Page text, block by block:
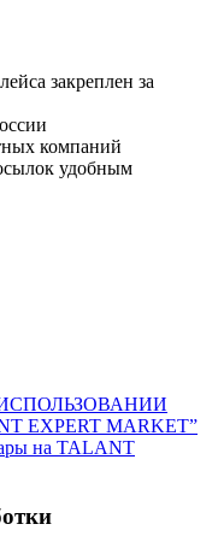
закреплен за
компаний
удобным
EXPERT MARKET”
на TALANT